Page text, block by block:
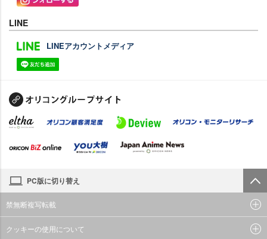
LINE
LINEアカウントメディア
PC版に切り替え
禁無断複写転載
クッキーの使用について